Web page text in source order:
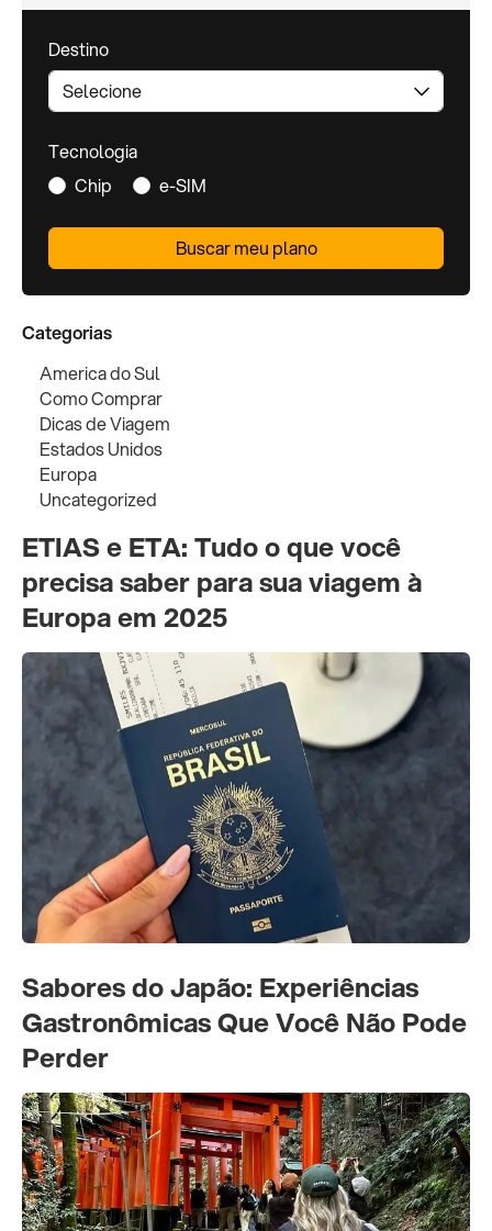
Destino
Tecnologia
Chip
e-SIM
Buscar meu plano
Categorias
America do Sul
Como Comprar
Dicas de Viagem
Estados Unidos
Europa
Uncategorized
ETIAS e ETA: Tudo o que você
precisa saber para sua viagem à
Europa em 2025
Sabores do Japão: Experiências
Gastronômicas Que Você Não Pode
Perder